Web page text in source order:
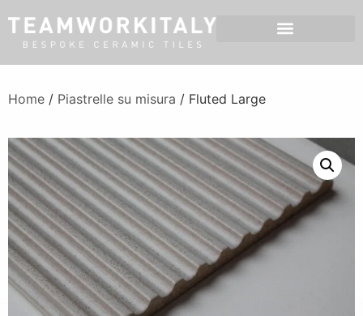
Home / Piastrelle su misura / Fluted Large